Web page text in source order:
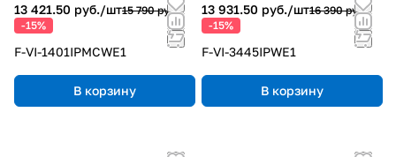
13 421.50 руб./шт15 790 руб.
-15%
F-VI-1401IPMCWE1
В корзину
13 931.50 руб./шт16 390 руб.
-15%
F-VI-3445IPWE1
В корзину